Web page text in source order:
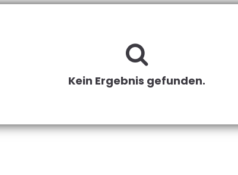
Kein Ergebnis gefunden.